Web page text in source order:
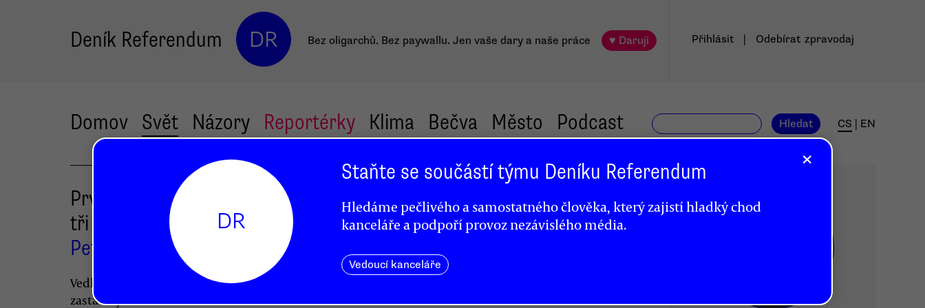
Deník Referendum DR Bez oligarchů. Bez paywallu. Jen vaše dary a naše práce ♥ Daruji Přihlásit Odebírat zpravodaj
Domov Svět Názory Reportérky Klima Bečva Město Podcast Hledat CS EN
První prezidentské kolo v Polsku:
tři zajímavosti
Petr Jedlička
Vedle vlastního dua postupujících se patří
zastavit ještě u několika dalších skutečností.
×
DR
Staňte se součástí týmu Deníku Referendum
Hledáme pečlivého a samostatného člověka, který zajistí hladký chod
kanceláře a podpoří provoz nezávislého média.
Vedoucí kanceláře